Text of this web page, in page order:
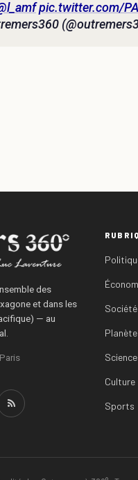
pic.twitter.com/
des
et dans les
— au
Société
Planète
Culture
Sports